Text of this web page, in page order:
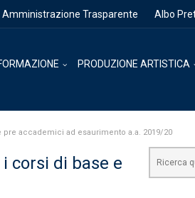
Amministrazione Trasparente Albo
PRODUZIONE ARTISTICA
accademici ad esaurimento a.a. 2019/20
corsi di base e